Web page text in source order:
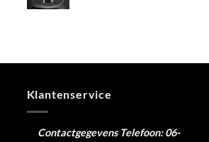
Klantenservice
ContactgegevensTelefoon: 06-